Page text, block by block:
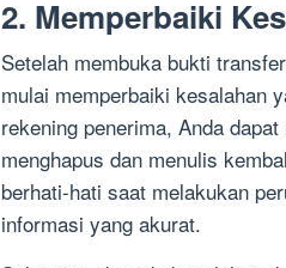
2. Memperbaiki
Setelah membuka bukti
mulai memperbaiki kesalahan
rekening penerima, Anda
menghapus dan menulis
berhati-hati saat melakukan
informasi yang akurat.